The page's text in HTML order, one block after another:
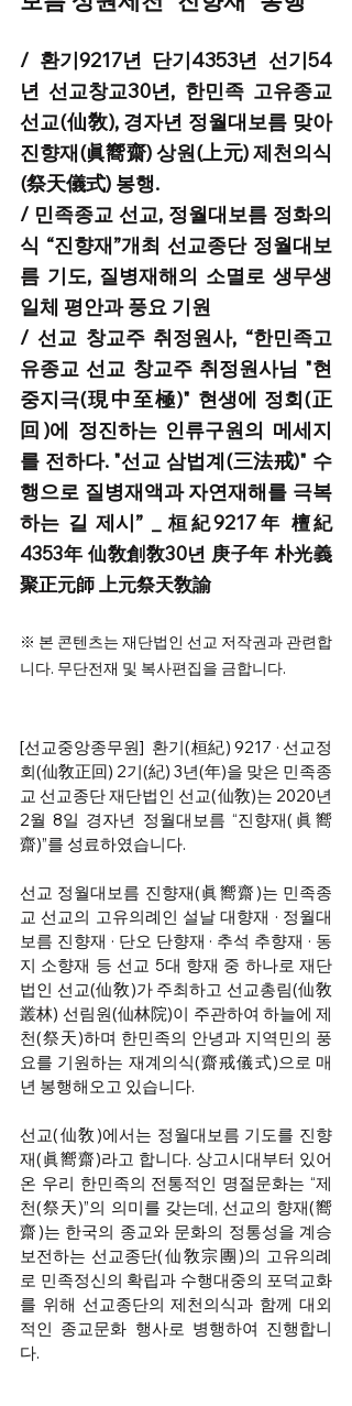
/ 환기9217년 단기4353년 선기54
년 선교창교30년, 한민족 고유종교
선교(仙敎), 경자년 정월대보름 맞아
진향재(眞嚮齋) 상원(上元) 제천의식
(祭天儀式) 봉행.
/ 민족종교 선교, 정월대보름 정화의
식 “진향재”개최 선교종단 정월대보
름 기도, 질병재해의 소멸로 생무생
일체 평안과 풍요 기원
/ 선교 창교주 취정원사, “한민족고
유종교 선교 창교주 취정원사님 "현
중지극(現中至極)" 현생에 정회(正
回)에 정진하는 인류구원의 메세지
를 전하다. "선교 삼법계(三法戒)" 수
행으로 질병재액과 자연재해를 극복
하는 길 제시”
_ 桓紀9217年 檀紀
4353年 仙敎創敎30년 庚子年 朴光義
聚正元師 上元祭天敎諭
※ 본 콘텐츠는 재단법인 선교 저작권과 관련합
니다. 무단전재 및 복사편집을 금합니다.
[선교중앙종무원]  환기(桓紀) 9217 · 선교정
회(仙敎正回) 2기(紀) 3년(年)을 맞은 민족종
교 선교종단 재단법인 선교(仙敎)는 2020년
2월 8일 경자년 정월대보름 “진향재(眞嚮
齋)”를 성료하였습니다.
선교 정월대보름 진향재(眞嚮齋)는 민족종
교 선교의 고유의례인 설날 대향재 · 정월대
보름 진향재 · 단오 단향재 · 추석 추향재 · 동
지 소향재 등 선교 5대 향재 중 하나로 재단
법인 선교(仙敎)가 주최하고 선교총림(仙敎
叢林) 선림원(仙林院)이 주관하여 하늘에 제
천(祭天)하며 한민족의 안녕과 지역민의 풍
요를 기원하는 재계의식(齋戒儀式)으로 매
년 봉행해오고 있습니다.
선교(仙敎)에서는 정월대보름 기도를 진향
재(眞嚮齋)라고 합니다. 상고시대부터 있어
온 우리 한민족의 전통적인 명절문화는 “제
천(祭天)”의 의미를 갖는데, 선교의 향재(嚮
齋)는 한국의 종교와 문화의 정통성을 계승
보전하는 선교종단(仙敎宗團)의 고유의례
로 민족정신의 확립과 수행대중의 포덕교화
를 위해 선교종단의 제천의식과 함께 대외
적인 종교문화 행사로 병행하여 진행합니
다.